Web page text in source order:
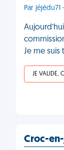
Par jéjédu71
Je me suis
JE VALIDE,
Croc-